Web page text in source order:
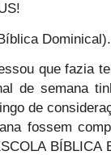
que fazia
de semana
de
fossem
BÍBLICA